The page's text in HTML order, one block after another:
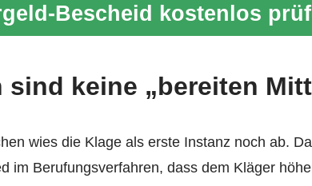
Bescheid kostenlos
keine „bereiten
wies die Klage als erste Instanz noch ab.
im Berufungsverfahren, dass dem Kläger